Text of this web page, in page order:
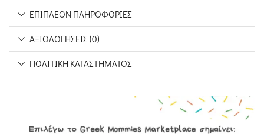
ΕΠΙΠΛΈΟΝ ΠΛΗΡΟΦΟΡΊΕΣ
ΑΞΙΟΛΟΓΉΣΕΙΣ (0)
ΠΟΛΙΤΙΚΉ ΚΑΤΑΣΤΉΜΑΤΟΣ